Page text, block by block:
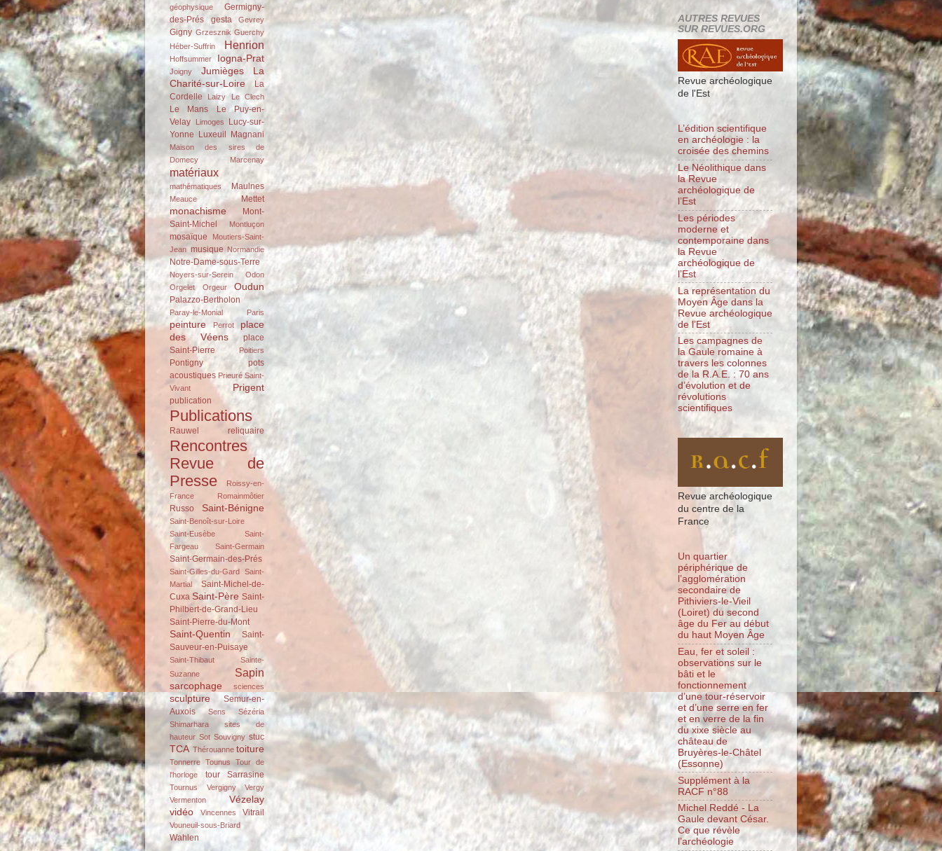
géophysique
Germigny-
des-Prés
gesta Gevrey
Gigny Grzesznik Guerchy
Héber-Suffrin
Henrion
Hoffsummer Iogna-Prat
Joigny Jumièges
La
Charité-sur-Loire
La
Cordelle
Laizy Le Clech
Le Mans
Le Puy-en-
Velay
Limoges
Lucy-sur-
Yonne Luxeuil Magnani
Maison des sires de
Domecy
Marcenay
matériaux
mathématiques Maulnes
Meauce Mettet
monachisme
Mont-
Saint-Michel
Montluçon
mosaïque
Moutiers-Saint-
Jean musique Normandie
Notre-Dame-sous-Terre
Noyers-sur-Serein
Odon
Orgelet
Orgeur Oudun
Palazzo-Bertholon
Paray-le-Monial Paris
peinture Perrot
place
des Véens
place
Saint-Pierre
Poitiers
Pontigny
pots
acoustiques Prieuré Saint-
Vivant
Prigent
publication
Publications
Rauwel reliquaire
Rencontres
Revue de
Presse
Roissy-en-
France
Romainmôtier
Russo Saint-Bénigne
Saint-Benoît-sur-Loire
Saint-Eusèbe
Saint-
Fargeau
Saint-Germain
Saint-Germain-des-Prés
Saint-Gilles-du-Gard Saint-
Martial
Saint-Michel-de-
Cuxa Saint-Père Saint-
Philbert-de-Grand-Lieu
Saint-Pierre-du-Mont
Saint-Quentin
Saint-
Sauveur-en-Puisaye
Saint-Thibaut
Sainte-
Suzanne
Sapin
sarcophage sciences
sculpture
Semur-en-
Auxois
Sens
Sézéria
Shimarhara
sites de
hauteur Sot Souvigny stuc
TCA Thérouanne toiture
Tonnerre Tounus Tour de
l'horloge
tour Sarrasine
Tournus Vergigny
Vergy
Vermenton
Vézelay
vidéo
Vincennes Vitrail
Vouneuil-sous-Briard
Wahlen
AUTRES REVUES
SUR REVUES.ORG
Revue archéologique
de l'Est
L’édition scientifique
en archéologie : la
croisée des chemins
Le Néolithique dans
la Revue
archéologique de
l’Est
Les périodes
moderne et
contemporaine dans
la Revue
archéologique de
l’Est
La représentation du
Moyen Âge dans la
Revue archéologique
de l’Est
Les campagnes de
la Gaule romaine à
travers les colonnes
de la R.A.E. : 70 ans
d’évolution et de
révolutions
scientifiques
Revue archéologique
du centre de la
France
Un quartier
périphérique de
l’agglomération
secondaire de
Pithiviers-le-Vieil
(Loiret) du second
âge du Fer au début
du haut Moyen Âge
Eau, fer et soleil :
observations sur le
bâti et le
fonctionnement
d’une tour-réservoir
et d’une serre en fer
et en verre de la fin
du xixe siècle au
château de
Bruyères-le-Châtel
(Essonne)
Supplément à la
RACF n°88
Michel Reddé - La
Gaule devant César.
Ce que révèle
l’archéologie